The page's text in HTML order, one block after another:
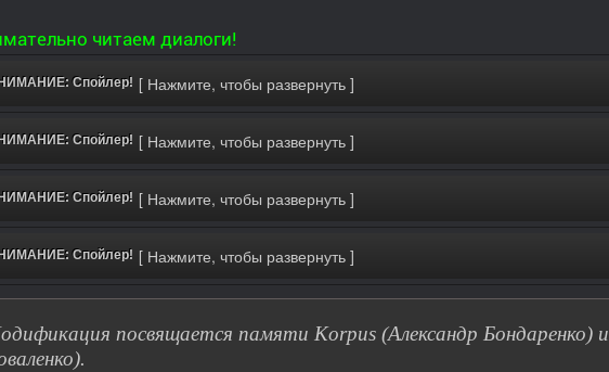
читаем диалоги!
Спойлер!
Спойлер!
Спойлер!
Спойлер!
посвящается памяти Korpus (Александр Бондаренко) и